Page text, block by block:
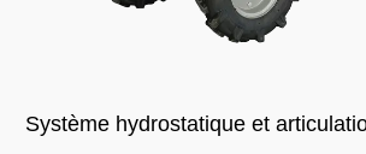
Système hydrostatique et